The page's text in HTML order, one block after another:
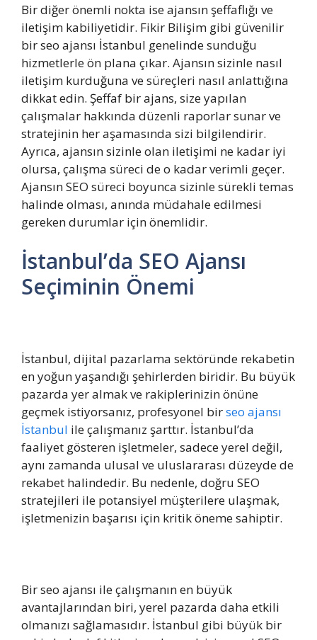
Bir diğer önemli nokta ise ajansın şeffaflığı ve
iletişim kabiliyetidir. Fikir Bilişim gibi güvenilir
bir seo ajansı İstanbul genelinde sunduğu
hizmetlerle ön plana çıkar. Ajansın sizinle nasıl
iletişim kurduğuna ve süreçleri nasıl anlattığına
dikkat edin. Şeffaf bir ajans, size yapılan
çalışmalar hakkında düzenli raporlar sunar ve
stratejinin her aşamasında sizi bilgilendirir.
Ayrıca, ajansın sizinle olan iletişimi ne kadar iyi
olursa, çalışma süreci de o kadar verimli geçer.
Ajansın SEO süreci boyunca sizinle sürekli temas
halinde olması, anında müdahale edilmesi
gereken durumlar için önemlidir.
İstanbul’da SEO Ajansı
Seçiminin Önemi
İstanbul, dijital pazarlama sektöründe rekabetin
en yoğun yaşandığı şehirlerden biridir. Bu büyük
pazarda yer almak ve rakiplerinizin önüne
geçmek istiyorsanız, profesyonel birseo ajansı
İstanbul ile çalışmanız şarttır. İstanbul’da
faaliyet gösteren işletmeler, sadece yerel değil,
aynı zamanda ulusal ve uluslararası düzeyde de
rekabet halindedir. Bu nedenle, doğru SEO
stratejileri ile potansiyel müşterilere ulaşmak,
işletmenizin başarısı için kritik öneme sahiptir.
Bir seo ajansı ile çalışmanın en büyük
avantajlarından biri, yerel pazarda daha etkili
olmanızı sağlamasıdır. İstanbul gibi büyük bir